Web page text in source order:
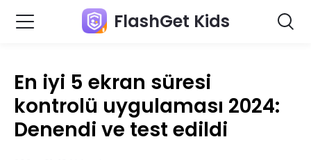
FlashGet Kids
En iyi 5 ekran süresi
kontrolü uygulaması 2024:
Denendi ve test edildi